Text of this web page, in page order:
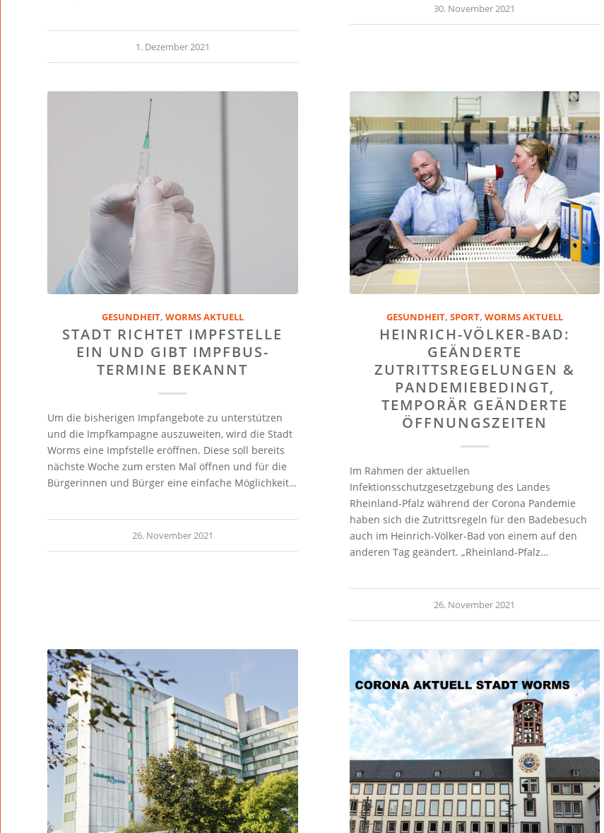
1. Dezember 2021
30. November 2021
GESUNDHEIT, WORMS AKTUELL
STADT RICHTET IMPFSTELLE
EIN UND GIBT IMPFBUS-
TERMINE BEKANNT
Um die bisherigen Impfangebote zu unterstützen
und die Impfkampagne auszuweiten, wird die Stadt
Worms eine Impfstelle eröffnen. Diese soll bereits
nächste Woche zum ersten Mal öffnen und für die
Bürgerinnen und Bürger eine einfache Möglichkeit…
26. November 2021
GESUNDHEIT, SPORT, WORMS AKTUELL
HEINRICH-VÖLKER-BAD:
GEÄNDERTE
ZUTRITTSREGELUNGEN &
PANDEMIEBEDINGT,
TEMPORÄR GEÄNDERTE
ÖFFNUNGSZEITEN
Im Rahmen der aktuellen
Infektionsschutzgesetzgebung des Landes
Rheinland-Pfalz während der Corona Pandemie
haben sich die Zutrittsregeln für den Badebesuch
auch im Heinrich-Völker-Bad von einem auf den
anderen Tag geändert. „Rheinland-Pfalz…
26. November 2021